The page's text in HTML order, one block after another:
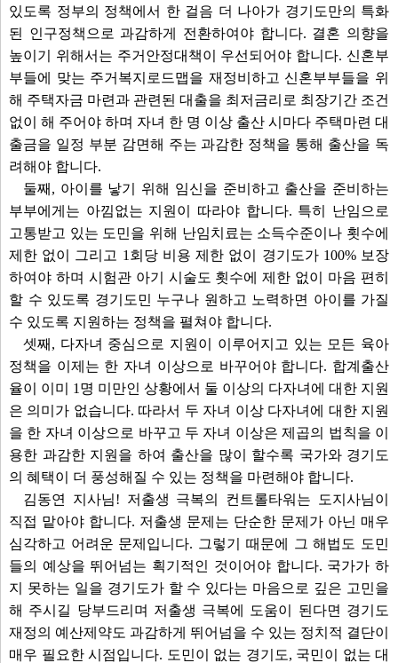
있도록 정부의 정책에서 한 걸음 더 나아가 경기도만의 특화
된 인구정책으로 과감하게 전환하여야 합니다. 결혼 의향을
높이기 위해서는 주거안정대책이 우선되어야 합니다. 신혼부
부들에 맞는 주거복지로드맵을 재정비하고 신혼부부들을 위
해 주택자금 마련과 관련된 대출을 최저금리로 최장기간 조건
없이 해 주어야 하며 자녀 한 명 이상 출산 시마다 주택마련 대
출금을 일정 부분 감면해 주는 과감한 정책을 통해 출산을 독
려해야 합니다.
둘째, 아이를 낳기 위해 임신을 준비하고 출산을 준비하는
부부에게는 아낌없는 지원이 따라야 합니다. 특히 난임으로
고통받고 있는 도민을 위해 난임치료는 소득수준이나 횟수에
제한 없이 그리고 1회당 비용 제한 없이 경기도가 100% 보장
하여야 하며 시험관 아기 시술도 횟수에 제한 없이 마음 편히
할 수 있도록 경기도민 누구나 원하고 노력하면 아이를 가질
수 있도록 지원하는 정책을 펼쳐야 합니다.
셋째, 다자녀 중심으로 지원이 이루어지고 있는 모든 육아
정책을 이제는 한 자녀 이상으로 바꾸어야 합니다. 합계출산
율이 이미 1명 미만인 상황에서 둘 이상의 다자녀에 대한 지원
은 의미가 없습니다. 따라서 두 자녀 이상 다자녀에 대한 지원
을 한 자녀 이상으로 바꾸고 두 자녀 이상은 제곱의 법칙을 이
용한 과감한 지원을 하여 출산을 많이 할수록 국가와 경기도
의 혜택이 더 풍성해질 수 있는 정책을 마련해야 합니다.
김동연 지사님! 저출생 극복의 컨트롤타워는 도지사님이
직접 맡아야 합니다. 저출생 문제는 단순한 문제가 아닌 매우
심각하고 어려운 문제입니다. 그렇기 때문에 그 해법도 도민
들의 예상을 뛰어넘는 획기적인 것이어야 합니다. 국가가 하
지 못하는 일을 경기도가 할 수 있다는 마음으로 깊은 고민을
해 주시길 당부드리며 저출생 극복에 도움이 된다면 경기도
재정의 예산제약도 과감하게 뛰어넘을 수 있는 정치적 결단이
매우 필요한 시점입니다. 도민이 없는 경기도, 국민이 없는 대